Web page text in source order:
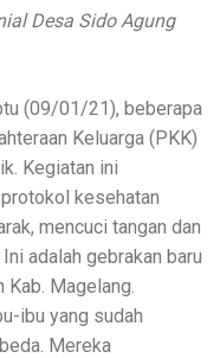
Desa Sido Agung
(09/01/21), beberapa
Keluarga (PKK)
Kegiatan ini
kesehatan
mencuci tangan dan
adalah gebrakan baru
Magelang.
ibu yang sudah
Mereka